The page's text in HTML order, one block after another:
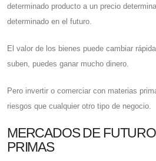
determinado producto a un precio
determinado en el futuro.
El valor de los bienes puede cambiar
suben, puedes ganar mucho dinero.
Pero invertir o comerciar con materias
riesgos que cualquier otro tipo de negocio.
MERCADOS DE
PRIMAS